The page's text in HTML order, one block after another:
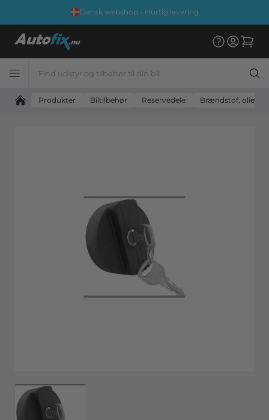
Dansk webshop - Hurtig levering
Produkter Biltilbehør Reservedele Brændstof, olie og